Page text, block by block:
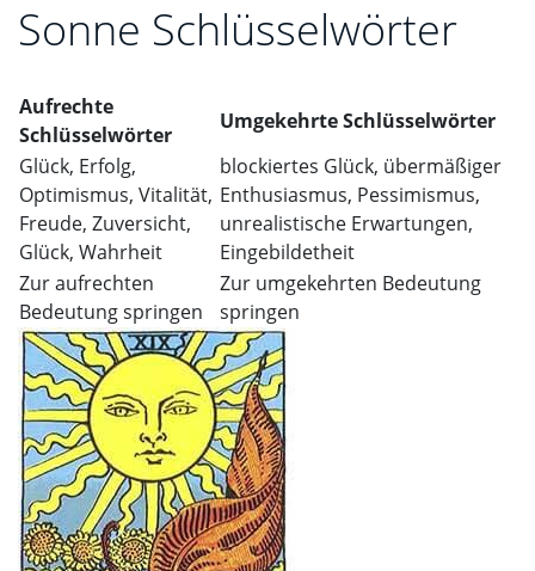
Sonne Schlüsselwörter
Aufrechte
Schlüsselwörter
Umgekehrte Schlüsselwörter
Glück, Erfolg,
Optimismus, Vitalität,
Freude, Zuversicht,
Glück, Wahrheit
blockiertes Glück, übermäßiger
Enthusiasmus, Pessimismus,
unrealistische Erwartungen,
Eingebildetheit
Zur aufrechten
Bedeutung springen
Zur umgekehrten Bedeutung
springen